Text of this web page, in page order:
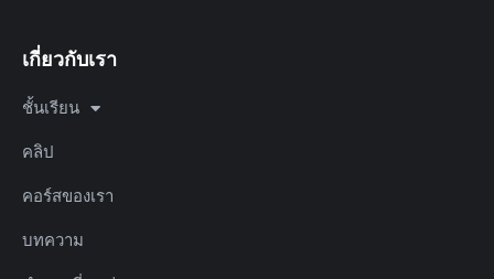
เกี่ยวกับเรา
ชั้นเรียน
คลิป
คอร์สของเรา
บทความ